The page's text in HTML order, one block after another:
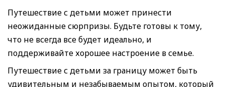
Путешествие с детьми может принести
неожиданные сюрпризы. Будьте готовы к тому,
что не всегда все будет идеально, и
поддерживайте хорошее настроение в семье.
Путешествие с детьми за границу может быть
удивительным и незабываемым опытом, который